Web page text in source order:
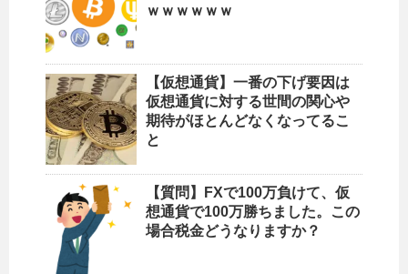
ｗｗｗｗｗｗ
【仮想通貨】一番の下げ要因は
仮想通貨に対する世間の関心や
期待がほとんどなくなってるこ
と
【質問】FXで100万負けて、仮
想通貨で100万勝ちました。この
場合税金どうなりますか？